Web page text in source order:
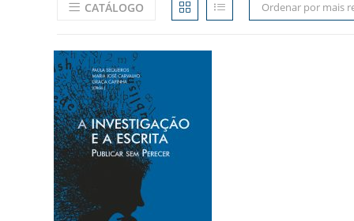
CATÁLOGO Ordenar por mais